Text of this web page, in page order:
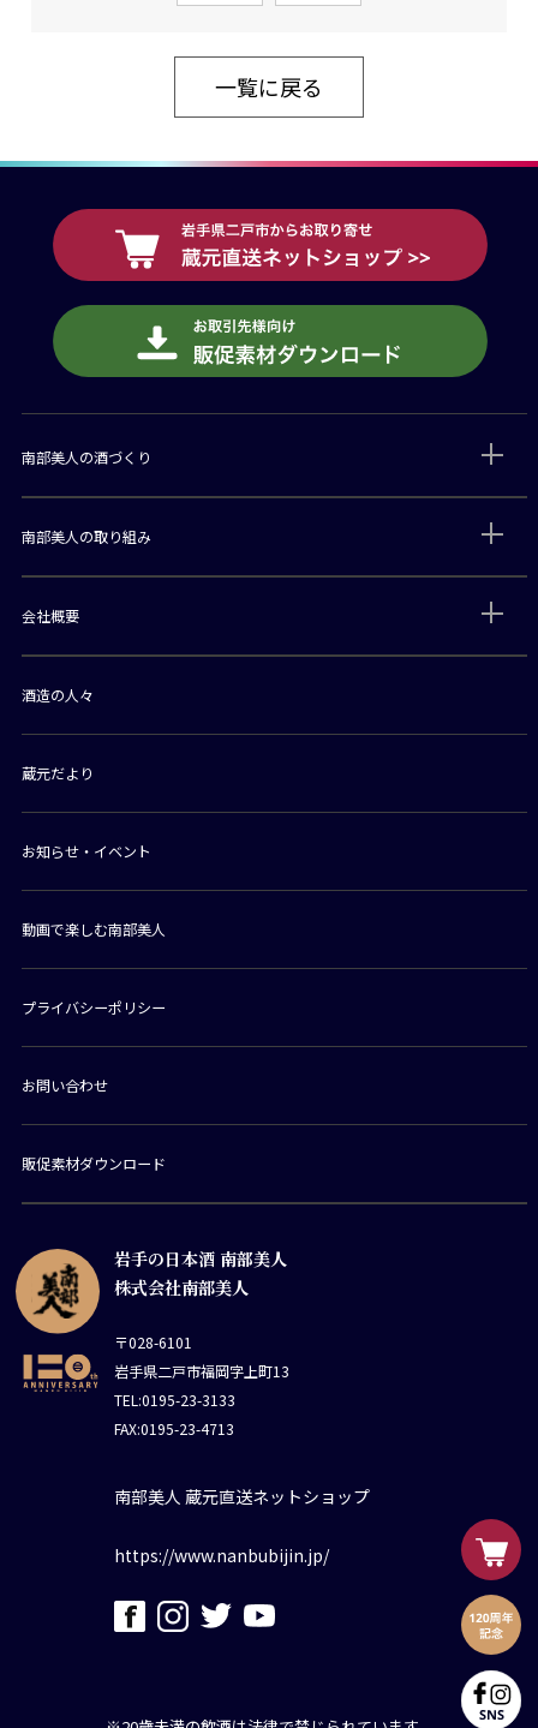
一覧に戻る
岩手の日本酒 南部美人
株式会社南部美人
〒028-6101
岩手県二戸市福岡字上町13
TEL:0195-23-3133
FAX:0195-23-4713
南部美人 蔵元直送ネットショップ
https://www.nanbubijin.jp/
南部美人の酒づくり
南部美人の取り組み
会社概要
酒造の人々
蔵元だより
お知らせ・イベント
動画で楽しむ南部美人
プライバシーポリシー
お問い合わせ
販促素材ダウンロード